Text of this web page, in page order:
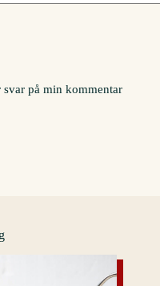
på min kommentar